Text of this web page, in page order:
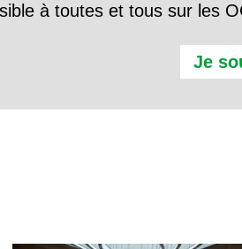
à toutes et tous sur les
Je